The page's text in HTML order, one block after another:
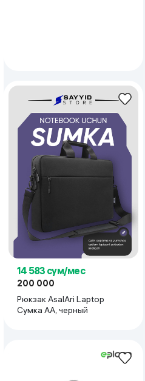
спорта и прогулок
и защита ноутбука
аксессуаров
14 583 сум/мес
200 000
Рюкзак AsalAri Laptop
Сумка АА, черный